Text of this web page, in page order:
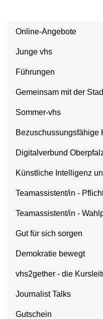
Online-Angebote
Junge vhs
Führungen
Gemeinsam mit der
Sommer-vhs
Bezuschussungsfähige
Digitalverbund
Künstliche Intelligenz
Teamassistent/in -
Teamassistent/in -
Gut für sich sorgen
Demokratie bewegt
vhs2gether - die
Journalist Talks
Gutschein